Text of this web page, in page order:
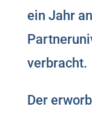
ein Jahr
verbracht.
Der